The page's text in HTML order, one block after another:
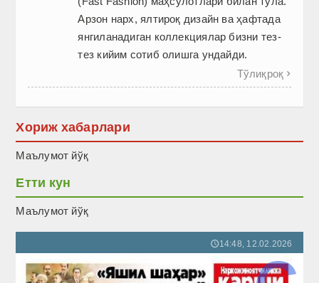
Арзон нарх, ялтироқ дизайн ва ҳафтада
янгиланадиган коллекциялар бизни тез-
тез кийим сотиб олишга ундайди.
Тўлиқроқ 
Хориж хабарлари
Маълумот йўқ
Етти кун
Маълумот йўқ
🕔14:48, 12.02.2026